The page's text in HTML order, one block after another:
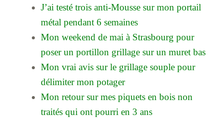
J’ai testé trois anti-Mousse sur mon portail
métal pendant 6 semaines
Mon weekend de mai à Strasbourg pour
poser un portillon grillage sur un muret bas
Mon vrai avis sur le grillage souple pour
délimiter mon potager
Mon retour sur mes piquets en bois non
traités qui ont pourri en 3 ans